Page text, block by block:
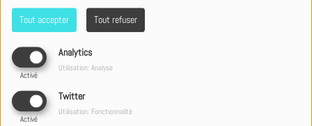
Tout accepter Tout refuser
Analytics
Activé
Utilisation: Analyse
Twitter
Activé
Utilisation: Fonctionnalité
Genre